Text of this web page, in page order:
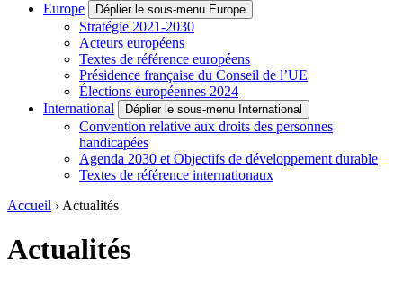
Europe
Déplier le sous-menu Europe
Stratégie 2021-2030
Acteurs européens
Textes de référence européens
Présidence française du Conseil de l’UE
Élections européennes 2024
International
Déplier le sous-menu International
Convention relative aux droits des personnes
handicapées
Agenda 2030 et Objectifs de développement durable
Textes de référence internationaux
Accueil › Actualités
Actualités